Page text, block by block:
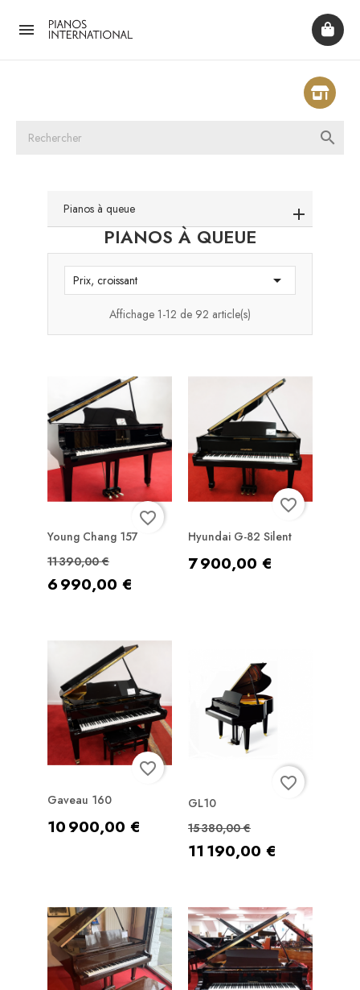


Pianos à queue
PIANOS À QUEUE
Prix, croissant 
Affichage 1-12 de 92 article(s)
Young Chang 157
Prix de base
11 390,00 €
Prix
6 990,00 €
favorite_border
Hyundai G-82 Silent
Prix
7 900,00 €
favorite_border
Gaveau 160
Prix
10 900,00 €
favorite_border
GL10
Prix de base
15 380,00 €
Prix
11 190,00 €
favorite_border